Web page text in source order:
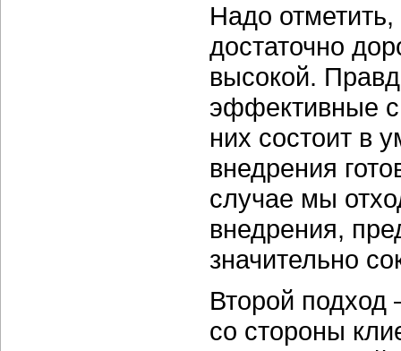
Надо
достаточно
высокой.
эффективные
них состоит в
внедрения
случае мы
внедрения,
значительно
Второй
со стороны